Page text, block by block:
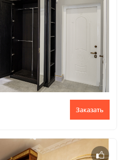
Заказать